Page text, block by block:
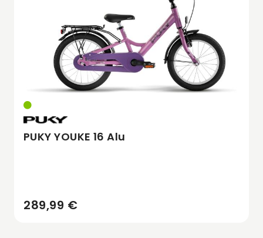
PUKY YOUKE 16 Alu
289,99 €